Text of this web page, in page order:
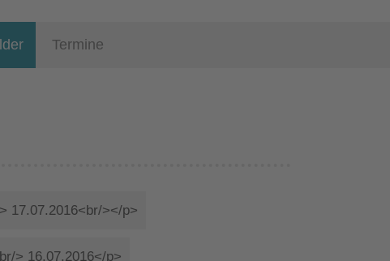
Termine